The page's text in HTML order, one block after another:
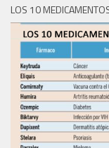
LOS 10